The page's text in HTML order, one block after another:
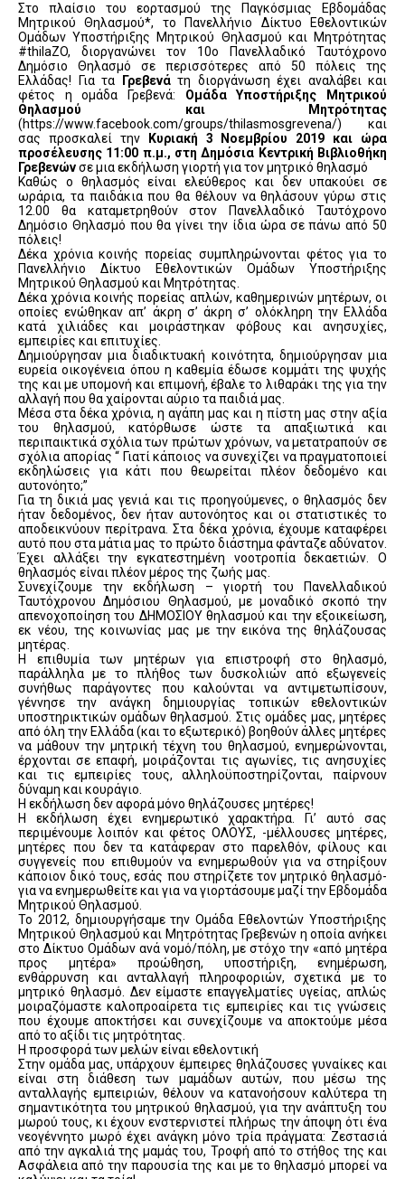
Στο πλαίσιο του εορτασμού της Παγκόσμιας Εβδομάδας
Μητρικού Θηλασμού*, το Πανελλήνιο Δίκτυο Εθελοντικών
Ομάδων Υποστήριξης Μητρικού Θηλασμού και Μητρότητας
#thilaZO, διοργανώνει τον 10ο Πανελλαδικό Ταυτόχρονο
Δημόσιο Θηλασμό σε περισσότερες από 50 πόλεις της
Ελλάδας! Για τα
Γρεβενάτη διοργάνωση έχει αναλάβει και
φέτος η ομάδα Γρεβενά: Ομάδα Υποστήριξης Μητρικού
Θηλασμού και Μητρότητας
(https://www.facebook.com/groups/thilasmosgrevena/) και
σας προσκαλεί την
Κυριακή 3 Νοεμβρίου 2019 και ώρα
προσέλευσης 11:00 π.μ., στη Δημόσια Κεντρική Βιβλιοθήκη
Γρεβενώνσε μια εκδήλωση γιορτή για τον μητρικό θηλασμό
Καθώς ο θηλασμός είναι ελεύθερος και δεν υπακούει σε
ωράρια, τα παιδάκια που θα θέλουν να θηλάσουν γύρω στις
12.00 θα καταμετρηθούν στον Πανελλαδικό Ταυτόχρονο
Δημόσιο Θηλασμό που θα γίνει την ίδια ώρα σε πάνω από 50
πόλεις!
Δέκα χρόνια κοινής πορείας συμπληρώνονται φέτος για το
Πανελλήνιο Δίκτυο Εθελοντικών Ομάδων Υποστήριξης
Μητρικού Θηλασμού και Μητρότητας.
Δέκα χρόνια κοινής πορείας απλών, καθημερινών μητέρων, οι
οποίες ενώθηκαν απ’ άκρη σ’ άκρη σ’ ολόκληρη την Ελλάδα
κατά χιλιάδες και μοιράστηκαν φόβους και ανησυχίες,
εμπειρίες και επιτυχίες.
Δημιούργησαν μια διαδικτυακή κοινότητα, δημιούργησαν μια
ευρεία οικογένεια όπου η καθεμία έδωσε κομμάτι της ψυχής
της και με υπομονή και επιμονή, έβαλε το λιθαράκι της για την
αλλαγή που θα χαίρονται αύριο τα παιδιά μας.
Μέσα στα δέκα χρόνια, η αγάπη μας και η πίστη μας στην αξία
του θηλασμού, κατόρθωσε ώστε τα απαξιωτικά και
περιπαικτικά σχόλια των πρώτων χρόνων, να μετατραπούν σε
σχόλια απορίας “ Γιατί κάποιος να συνεχίζει να πραγματοποιεί
εκδηλώσεις για κάτι που θεωρείται πλέον δεδομένο και
αυτονόητο;”
Για τη δικιά μας γενιά και τις προηγούμενες, ο θηλασμός δεν
ήταν δεδομένος, δεν ήταν αυτονόητος και οι στατιστικές το
αποδεικνύουν περίτρανα. Στα δέκα χρόνια, έχουμε καταφέρει
αυτό που στα μάτια μας το πρώτο διάστημα φάνταζε αδύνατον.
Έχει αλλάξει την εγκατεστημένη νοοτροπία δεκαετιών. Ο
θηλασμός είναι πλέον μέρος της ζωής μας.
Συνεχίζουμε την εκδήλωση – γιορτή του Πανελλαδικού
Ταυτόχρονου Δημόσιου Θηλασμού, με μοναδικό σκοπό την
απενοχοποίηση του ΔΗΜΟΣΙΟΥ θηλασμού και την εξοικείωση,
εκ νέου, της κοινωνίας μας με την εικόνα της θηλάζουσας
μητέρας.
Η επιθυμία των μητέρων για επιστροφή στο θηλασμό,
παράλληλα με το πλήθος των δυσκολιών από εξωγενείς
συνήθως παράγοντες που καλούνται να αντιμετωπίσουν,
γέννησε την ανάγκη δημιουργίας τοπικών εθελοντικών
υποστηρικτικών ομάδων θηλασμού. Στις ομάδες μας, μητέρες
από όλη την Ελλάδα (και το εξωτερικό) βοηθούν άλλες μητέρες
να μάθουν την μητρική τέχνη του θηλασμού, ενημερώνονται,
έρχονται σε επαφή, μοιράζονται τις αγωνίες, τις ανησυχίες
και τις εμπειρίες τους, αλληλοϋποστηρίζονται, παίρνουν
δύναμη και κουράγιο.
Η εκδήλωση δεν αφορά μόνο θηλάζουσες μητέρες!
Η εκδήλωση έχει ενημερωτικό χαρακτήρα. Γι’ αυτό σας
περιμένουμε λοιπόν και φέτος ΟΛΟΥΣ, -μέλλουσες μητέρες,
μητέρες που δεν τα κατάφεραν στο παρελθόν, φίλους και
συγγενείς που επιθυμούν να ενημερωθούν για να στηρίξουν
κάποιον δικό τους, εσάς που στηρίζετε τον μητρικό θηλασμό-
για να ενημερωθείτε και για να γιορτάσουμε μαζί την Εβδομάδα
Μητρικού Θηλασμού.
Το 2012, δημιουργήσαμε την Ομάδα Εθελοντών Υποστήριξης
Μητρικού Θηλασμού και Μητρότητας Γρεβενών η οποία ανήκει
στο Δίκτυο Ομάδων ανά νομό/πόλη, με στόχο την «από μητέρα
προς μητέρα» προώθηση, υποστήριξη, ενημέρωση,
ενθάρρυνση και ανταλλαγή πληροφοριών, σχετικά με το
μητρικό θηλασμό. Δεν είμαστε επαγγελματίες υγείας, απλώς
μοιραζόμαστε καλοπροαίρετα τις εμπειρίες και τις γνώσεις
που έχουμε αποκτήσει και συνεχίζουμε να αποκτούμε μέσα
από το αξίδι τις μητρότητας.
Η προσφορά των μελών είναι εθελοντική
Στην ομάδα μας, υπάρχουν έμπειρες θηλάζουσες γυναίκες και
είναι στη διάθεση των μαμάδων αυτών, που μέσω της
ανταλλαγής εμπειριών, θέλουν να κατανοήσουν καλύτερα τη
σημαντικότητα του μητρικού θηλασμού, για την ανάπτυξη του
μωρού τους, κι έχουν ενστερνιστεί πλήρως την άποψη ότι ένα
νεογέννητο μωρό έχει ανάγκη μόνο τρία πράγματα: Ζεστασιά
από την αγκαλιά της μαμάς του, Τροφή από το στήθος της και
Ασφάλεια από την παρουσία της και με το θηλασμό μπορεί να